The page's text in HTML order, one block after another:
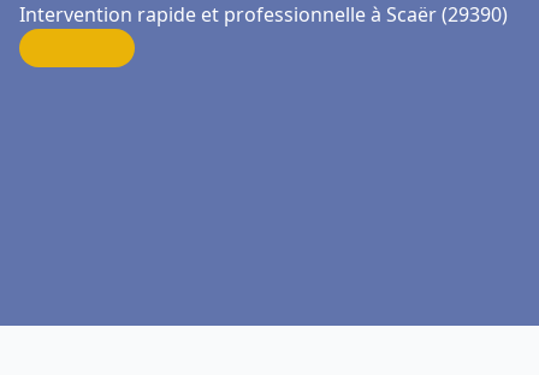
Intervention rapide et professionnelle à Scaër (29390)